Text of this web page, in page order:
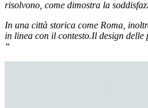
risolvono, come dimostra la
In una città storica come Roma,
in linea con il contesto.Il design
“